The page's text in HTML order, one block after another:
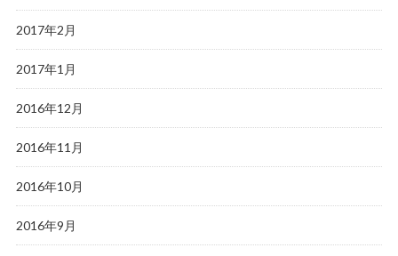
2017年2月
2017年1月
2016年12月
2016年11月
2016年10月
2016年9月